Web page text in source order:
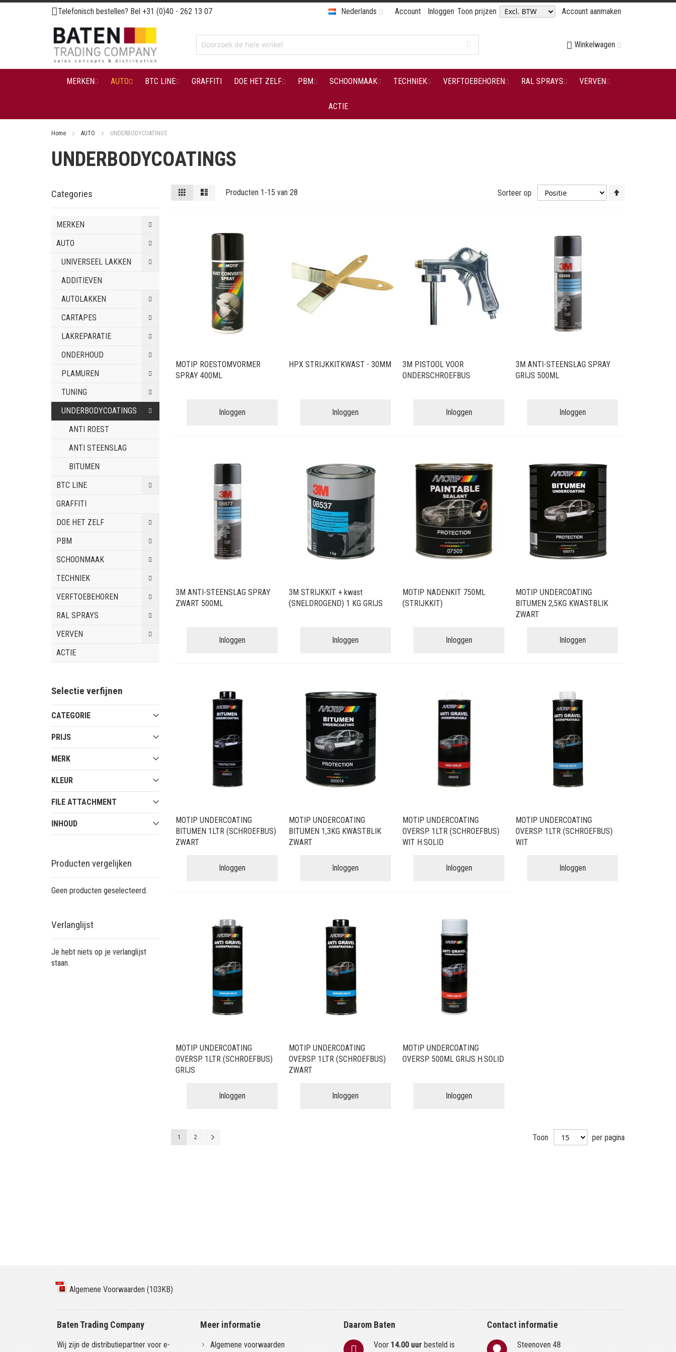
Ga
naar
de
inhoud
Telefonisch bestellen? Bel +31 (0)40 - 262 13 07 Account Inloggen Toon prijzen Account aanmaken
Nederlands
Winkelwagen
MERKEN AUTO BTC LINE GRAFFITI DOE HET ZELF PBM SCHOONMAAK TECHNIEK VERFTOEBEHOREN RAL SPRAYS VERVEN
ACTIE
Home AUTO UNDERBODYCOATINGS
UNDERBODYCOATINGS
Tonen
als
Foto-
tabel
Producten 1 -15 van 28 Sorteer op
MOTIP ROESTOMVORMER
SPRAY 400ML
Inloggen
HPX STRIJKKITKWAST - 30MM
Inloggen
3M PISTOOL VOOR
ONDERSCHROEFBUS
Inloggen
3M ANTI-STEENSLAG SPRAY
GRIJS 500ML
Inloggen
3M ANTI-STEENSLAG SPRAY
ZWART 500ML
Inloggen
3M STRIJKKIT + kwast
(SNELDROGEND) 1 KG GRIJS
Inloggen
MOTIP NADENKIT 750ML
(STRIJKKIT)
Inloggen
MOTIP UNDERCOATING
BITUMEN 2,5KG KWASTBLIK
ZWART
Inloggen
MOTIP UNDERCOATING
BITUMEN 1LTR (SCHROEFBUS)
ZWART
Inloggen
MOTIP UNDERCOATING
BITUMEN 1,3KG KWASTBLIK
ZWART
Inloggen
MOTIP UNDERCOATING
OVERSP. 1LTR (SCHROEFBUS)
WIT H.SOLID
Inloggen
MOTIP UNDERCOATING
OVERSP. 1LTR (SCHROEFBUS)
WIT
Inloggen
MOTIP UNDERCOATING
OVERSP. 1LTR (SCHROEFBUS)
GRIJS
Inloggen
MOTIP UNDERCOATING
OVERSP. 1LTR (SCHROEFBUS)
ZWART
Inloggen
MOTIP UNDERCOATING
OVERSP. 500ML GRIJS H.SOLID
Inloggen
Pagina
U lees momenteel pagina
1 Pagina
2 Toon per pagina
Categories
MERKEN
AUTO
UNIVERSEEL LAKKEN
ADDITIEVEN
AUTOLAKKEN
CARTAPES
LAKREPARATIE
ONDERHOUD
PLAMUREN
TUNING
UNDERBODYCOATINGS
ANTI ROEST
ANTI STEENSLAG
BITUMEN
BTC LINE
GRAFFITI
DOE HET ZELF
PBM
SCHOONMAAK
TECHNIEK
VERFTOEBEHOREN
RAL SPRAYS
VERVEN
ACTIE
Selectie verfijnen
CATEGORIE
PRIJS
MERK
KLEUR
FILE ATTACHMENT
INHOUD
Producten vergelijken
Geen producten geselecteerd.
Verlanglijst
Je hebt niets op je verlanglijst
staan.
Algemene Voorwaarden (103KB)
Baten Trading Company
Wij zijn de distributiepartner voor e-
Meer informatie
Algemene voorwaarden
Daarom Baten
Voor 14.00 uur besteld is
Contact informatie
Steenoven 48